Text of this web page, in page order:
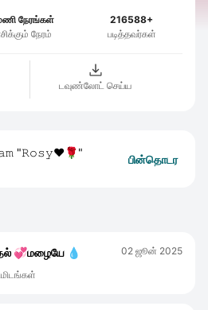
நேரங்கள்
நேரம்
216588+
படித்தவர்கள்
டவுண்லோட் செய்ய
"𝚁𝚘𝚜𝚢❤️🌹"
பின்தொடர
💞மழையே 💧 02 ஜூன் 2025